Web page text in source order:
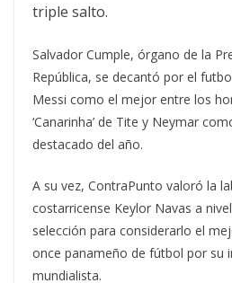
triple salto.
Salvador Cumple, órgano de la
República, se decantó por el
Messi como el mejor entre los
‘Canarinha’ de Tite y Neymar
destacado del año.
A su vez, ContraPunto valoró la
costarricense Keylor Navas a
selección para considerarlo el
once panameño de fútbol por su
mundialista.